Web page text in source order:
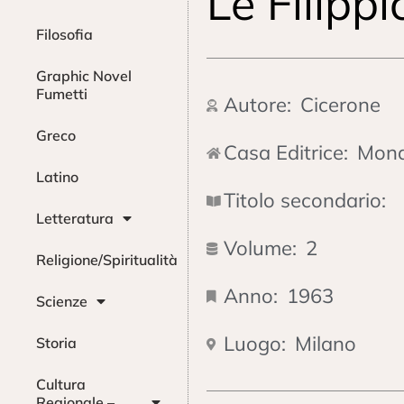
Filosofia
Graphic Novel
Fumetti
Greco
Latino
Letteratura
Religione/Spiritualità
Scienze
Storia
Cultura
Autore: Cicerone
Casa Editrice:
Titolo secondario:
Volume: 2
Anno: 1963
Luogo: Milano